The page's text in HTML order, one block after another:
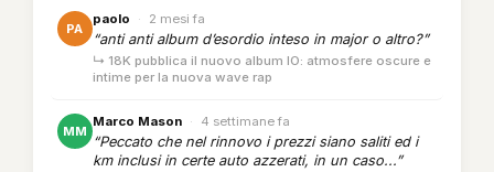
PA
paolo · 2 mesi fa
“anti anti album d’esordio inteso in major o altro?”
↳ 18K pubblica il nuovo album IO: atmosfere oscure e
intime per la nuova wave rap
MM
Marco Mason · 4 settimane fa
“Peccato che nel rinnovo i prezzi siano saliti ed i
km inclusi in certe auto azzerati, in un caso...”